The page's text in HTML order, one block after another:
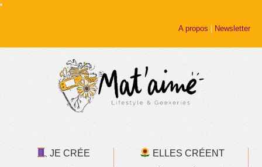
A propos | Newsletter
JE CRÉE
ELLES CRÉENT